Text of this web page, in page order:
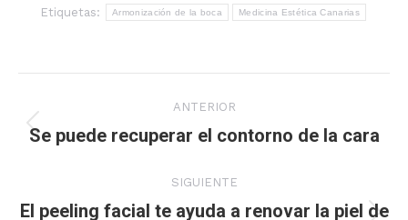
Etiquetas: Armonización de la boca Medicina Estética Canarias
entre
publicaciones
ANTERIOR
Publicación
Se puede recuperar el contorno de la cara
SIGUIENTE
El peeling facial te ayuda a renovar la piel de